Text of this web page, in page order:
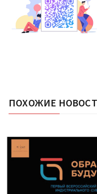
ПОХОЖИЕ